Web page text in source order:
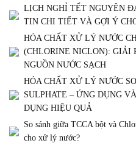
LỊCH NGHỈ TẾT NGUYÊN
TIN CHI TIẾT VÀ GỢI Ý
HÓA CHẤT XỬ LÝ NƯỚC
(CHLORINE NICLON): GIẢI
NGUỒN NƯỚC SẠCH
HÓA CHẤT XỬ LÝ NƯỚC
SULPHATE – ỨNG DỤNG
DỤNG HIỆU QUẢ
So sánh giữa TCCA bột và
cho xử lý nước?